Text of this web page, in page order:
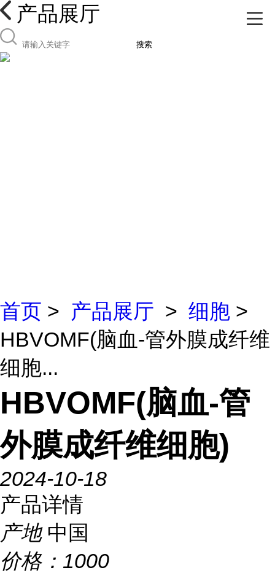
产品展厅
搜索
首页 > 产品展厅 > 细胞 >
HBVOMF(脑血-管外膜成纤维
细胞...
HBVOMF(脑血-管
外膜成纤维细胞)
2024-10-18
产品详情
产地 中国
价格： 1000